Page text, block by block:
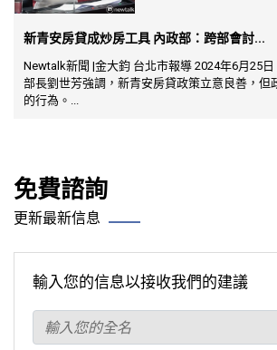
新青安房貸成炒房工具 內政部：跨部會討...
Newtalk新聞 |金大鈞 台北市報導 2024年6月25
部長劉世芳強調，新青安房貸政策立意良善，但
的行為。...
免費諮詢
更新最新信息
輸入您的信息以接收我們的建議